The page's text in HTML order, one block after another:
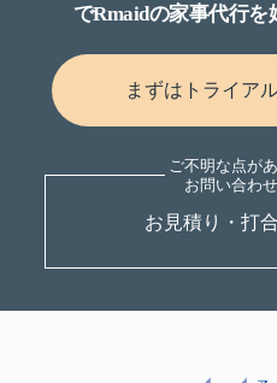
でRmaidの家事代行を
まずはトライア
お見積り・打